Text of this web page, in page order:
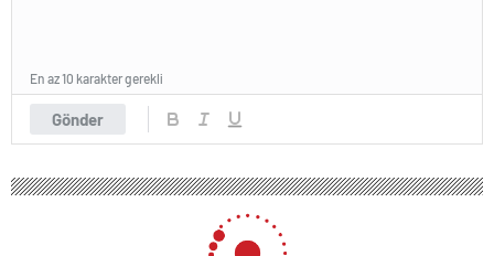
Gönder
En az 10 karakter gerekli